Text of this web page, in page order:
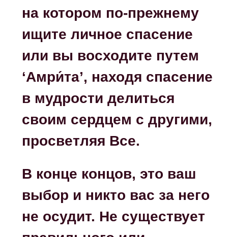
на котором по-прежнему
ищите личное спасение
или вы восходите путем
‘Амри́та’, находя спасение
в мудрости делиться
своим сердцем с другими,
просветляя Все.
В конце концов, это ваш
выбор и никто вас за него
не осудит. Не существует